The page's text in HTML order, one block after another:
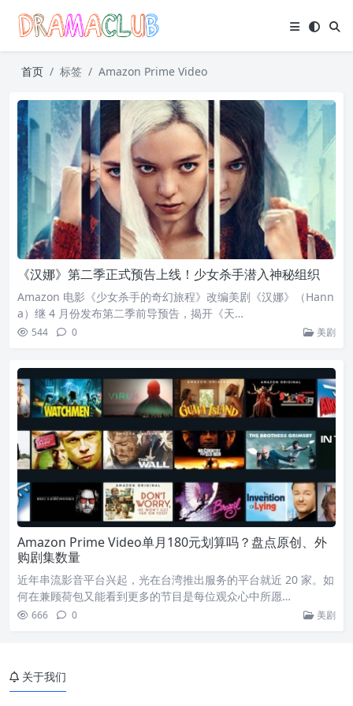
首页 标签 Amazon Prime Video
《汉娜》第二季正式预告上线！少女杀手潜入神秘组织
Amazon 电影《少女杀手的奇幻旅程》改编美剧《汉娜》（Hann
a）继 4 月份发布第二季前导预告，揭开《天…
544 0 美剧
Amazon Prime Video单月180元划算吗？盘点原创、外
购剧集数量
近年串流影音平台兴起，光在台湾推出服务的平台就近 20 家。如
何在兼顾荷包又能看到更多的节目是每位观众心中所愿…
666 0 美剧
关于我们